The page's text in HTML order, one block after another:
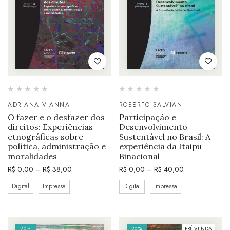
ADRIANA VIANNA
O fazer e o desfazer dos
direitos: Experiências
etnográficas sobre
política, administração e
moralidades
R$ 0,00 – R$ 38,00
Digital Impressa
ROBERTO SALVIANI
Participação e
Desenvolvimento
Sustentável no Brasil: A
experiência da Itaipu
Binacional
R$ 0,00 – R$ 40,00
Digital Impressa